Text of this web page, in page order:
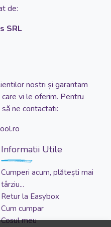
de:
SRL
nostri și garantam
vi le oferim. Pentru
ne contactati:
Informatii Utile
Cumperi acum, plătești mai
târziu...
Retur la Easybox
Cum cumpar
Cosul meu